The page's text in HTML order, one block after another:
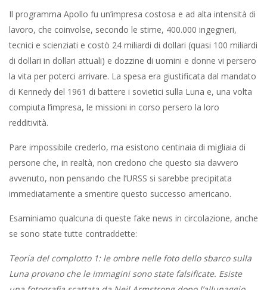
Il programma Apollo fu un’impresa costosa e ad alta intensità di
lavoro, che coinvolse, secondo le stime, 400.000 ingegneri,
tecnici e scienziati e costò 24 miliardi di dollari (quasi 100 miliardi
di dollari in dollari attuali) e dozzine di uomini e donne vi persero
la vita per poterci arrivare. La spesa era giustificata dal mandato
di Kennedy del 1961 di battere i sovietici sulla Luna e, una volta
compiuta l’impresa, le missioni in corso persero la loro
redditività.
Pare impossibile crederlo, ma esistono centinaia di migliaia di
persone che, in realtà, non credono che questo sia davvero
avvenuto, non pensando che l’URSS si sarebbe precipitata
immediatamente a smentire questo successo americano.
Esaminiamo qualcuna di queste fake news in circolazione, anche
se sono state tutte contraddette:
Teoria del complotto 1: le ombre nelle foto dello sbarco sulla
Luna provano che le immagini sono state falsificate. Esiste